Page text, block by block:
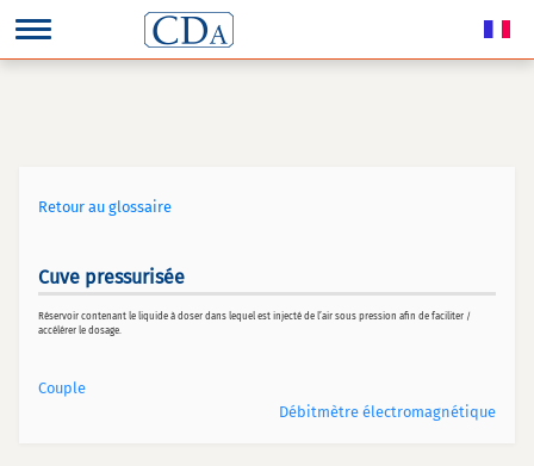
Retour au glossaire
Cuve pressurisée
Réservoir contenant le liquide à doser dans lequel est injecté de l’air sous pression afin de faciliter /
accélérer le dosage.
Couple
Débitmètre électromagnétique